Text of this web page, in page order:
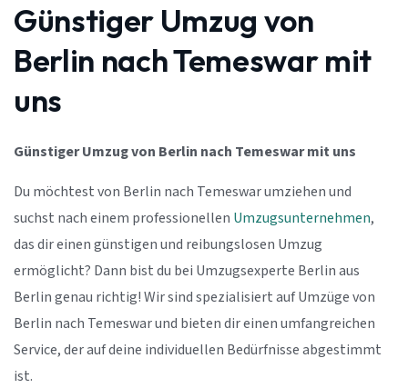
Günstiger Umzug von
Berlin nach Temeswar mit
uns
Günstiger Umzug von Berlin nach Temeswar mit uns
Du möchtest von Berlin nach Temeswar umziehen und
suchst nach einem professionellen Umzugsunternehmen,
das dir einen günstigen und reibungslosen Umzug
ermöglicht? Dann bist du bei Umzugsexperte Berlin aus
Berlin genau richtig! Wir sind spezialisiert auf Umzüge von
Berlin nach Temeswar und bieten dir einen umfangreichen
Service, der auf deine individuellen Bedürfnisse abgestimmt
ist.